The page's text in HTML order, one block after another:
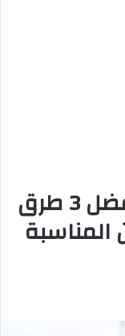
لهواة الصيد النهري.. أفضل 3 طرق
المناسبة